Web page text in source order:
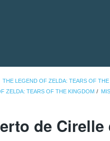
THE LEGEND OF ZELDA: TEARS OF
ZELDA: TEARS OF THE KINGDOM
de Cirelle